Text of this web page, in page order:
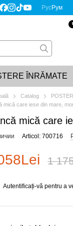
РусРум
ÎNRĂMATE
Catalog
mică care iese din mare,
mică care
Articol: 700716
1
Autentificați-vă pentru a